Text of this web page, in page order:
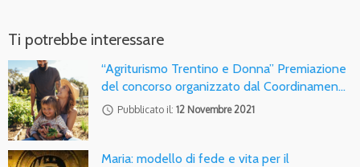
Ti potrebbe interessare
“Agriturismo Trentino e Donna” Premiazione
del concorso organizzato dal Coordinamen…
access_time Pubblicato il: 12 Novembre 2021
Maria: modello di fede e vita per il